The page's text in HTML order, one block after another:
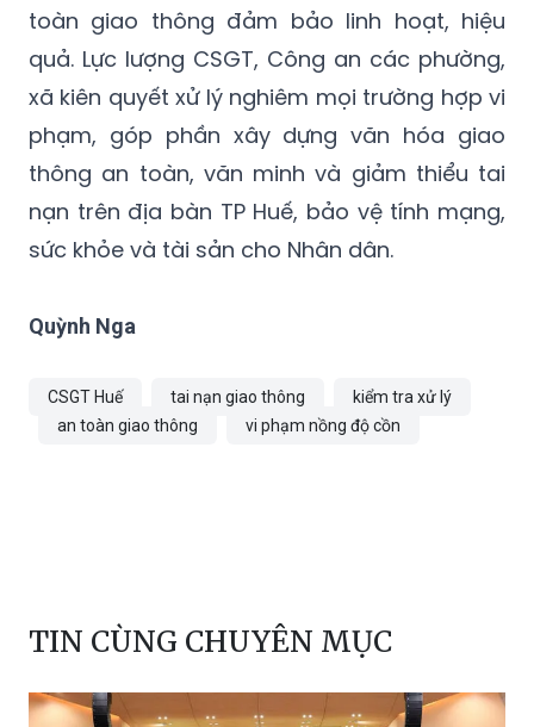
toàn giao thông đảm bảo linh hoạt, hiệu
quả. Lực lượng CSGT, Công an các phường,
xã kiên quyết xử lý nghiêm mọi trường hợp vi
phạm, góp phần xây dựng văn hóa giao
thông an toàn, văn minh và giảm thiểu tai
nạn trên địa bàn TP Huế, bảo vệ tính mạng,
sức khỏe và tài sản cho Nhân dân.
Quỳnh Nga
CSGT Huế tai nạn giao thông
kiểm tra xử lý
an toàn giao thông
vi phạm nồng độ cồn
TIN CÙNG CHUYÊN MỤC